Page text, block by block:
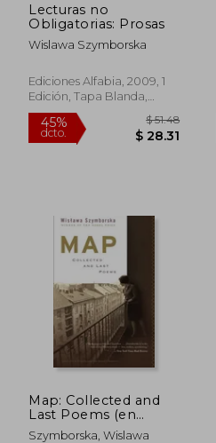
45%
dcto.
$ 46.11
$ 25.36
Lecturas no
Obligatorias: Prosas
Wislawa Szymborska
Ediciones Alfabia, 2009, 1
Edición, Tapa Blanda,
Nuevo
Map: Collected and
Last Poems (en
Inglés)
Szymborska, Wislawa